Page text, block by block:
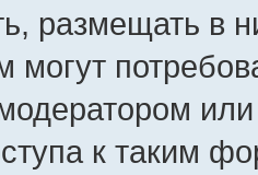
размещать в
могут
к таким